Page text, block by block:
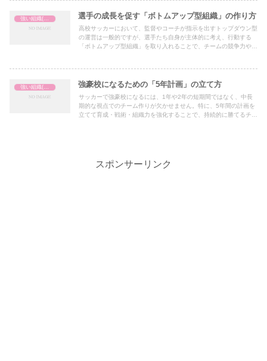
強い組織(チーム)の作り方 選手の成長を促す「ボトムアップ型組織」の作り方
高校サッカーにおいて、監督やコーチが指示を出すトップダウン型
の運営は一般的ですが、選手たち自身が主体的に考え、行動する
「ボトムアップ型組織」を取り入れることで、チームの競争力や選
強い組織(チーム)の作り方 強豪校になるための「5年計画」の立て方
サッカーで強豪校になるには、1年や2年の短期間ではなく、中長
期的な視点でのチーム作りが欠かせません。特に、5年間の計画を
立てて育成・戦術・組織力を強化することで、持続的に勝てるチー
スポンサーリンク